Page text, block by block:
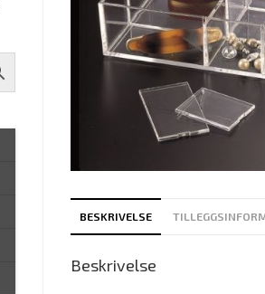
BESKRIVELSE
Beskrivelse